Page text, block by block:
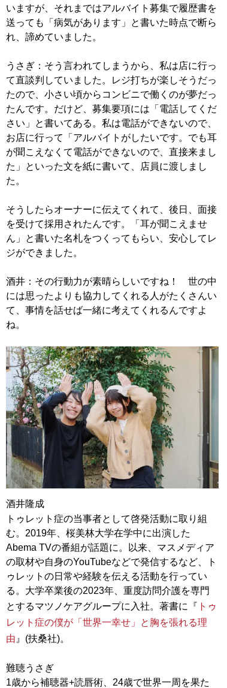
いますが、それまではアルバイト募集で履歴書を
送っても「病気があります」と書いた時点で断ら
れ、諦めていました。
うさぎ：そう言われてしまうから、私は店に行っ
て直談判していました。レジ打ちが楽しそうだっ
たので、小さい頃からコンビニで働くのが夢だっ
たんです。だけど、募集要項には「電話してくだ
さい」と書いてある。私は電話ができないので、
お店に行って「アルバイトがしたいです。でも耳
が聞こえなくて電話ができないので、直接来まし
た」といった文を紙に書いて、店員に渡しまし
た。
そうしたらオーナーに伝えてくれて、後日、面接
を受けて採用されたんです。「耳が聞こえませ
ん」と書いた名札をつくってもらい、安心してレ
ジができました。
酒井：その行動力が素晴らしいですね！ 世の中
には思ったよりも協力してくれる人がたくさんい
て、事情を話せば一緒に考えてくれるんですよ
ね。
酒井隆成
トゥレット症の当事者として啓発活動に取り組
む。2019年、桜美林大学在学中に出演した
Abema TVの番組が話題に。以来、マスメディア
の取材や自身のYouTubeなどで発信するなど、ト
ゥレットの日常や経験を伝える活動を行ってい
る。大学卒業後の2023年、重度訪問介護を専門
とするマツノケアグループに入社。著書に『 トゥ
レット症の僕が「世界一幸せ」と胸を張れる理
由 』(扶桑社)。
難聴うさぎ
1歳から補聴器+読唇術、24歳で世界一周を果た